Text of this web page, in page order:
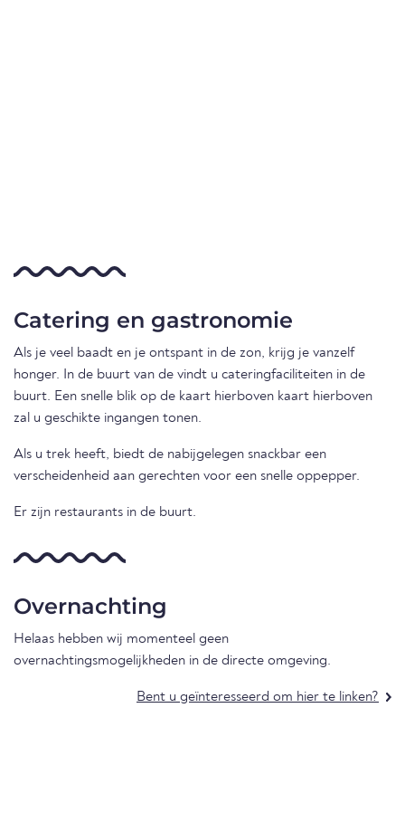
Catering en gastronomie
Als je veel baadt en je ontspant in de zon, krijg je vanzelf
honger. In de buurt van de vindt u cateringfaciliteiten in de
buurt. Een snelle blik op de kaart hierboven kaart hierboven
zal u geschikte ingangen tonen.
Als u trek heeft, biedt de nabijgelegen snackbar een
verscheidenheid aan gerechten voor een snelle oppepper.
Er zijn restaurants in de buurt.
Overnachting
Helaas hebben wij momenteel geen
overnachtingsmogelijkheden in de directe omgeving.
Bent u geïnteresseerd om hier te linken?